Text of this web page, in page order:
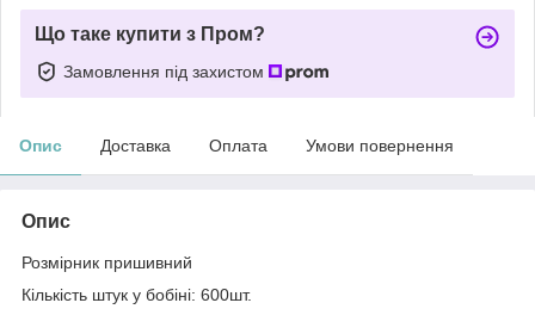
Що таке купити з Пром?
Замовлення під захистом
Опис Доставка Оплата Умови повернення
Опис
Розмірник пришивний
Кількість штук у бобіні: 600шт.